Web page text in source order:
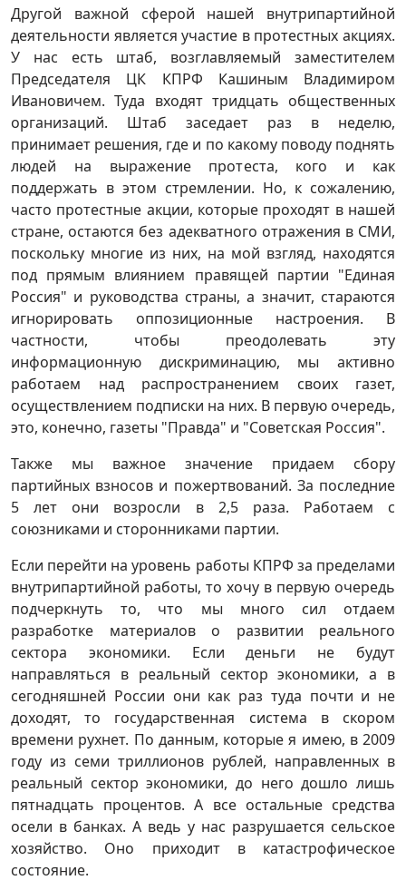
Другой важной сферой нашей внутрипартийной
деятельности является участие в протестных акциях.
У нас есть штаб, возглавляемый заместителем
Председателя ЦК КПРФ Кашиным Владимиром
Ивановичем. Туда входят тридцать общественных
организаций. Штаб заседает раз в неделю,
принимает решения, где и по какому поводу поднять
людей на выражение протеста, кого и как
поддержать в этом стремлении. Но, к сожалению,
часто протестные акции, которые проходят в нашей
стране, остаются без адекватного отражения в СМИ,
поскольку многие из них, на мой взгляд, находятся
под прямым влиянием правящей партии "Единая
Россия" и руководства страны, а значит, стараются
игнорировать оппозиционные настроения. В
частности, чтобы преодолевать эту
информационную дискриминацию, мы активно
работаем над распространением своих газет,
осуществлением подписки на них. В первую очередь,
это, конечно, газеты "Правда" и "Советская Россия".
Также мы важное значение придаем сбору
партийных взносов и пожертвований. За последние
5 лет они возросли в 2,5 раза. Работаем с
союзниками и сторонниками партии.
Если перейти на уровень работы КПРФ за пределами
внутрипартийной работы, то хочу в первую очередь
подчеркнуть то, что мы много сил отдаем
разработке материалов о развитии реального
сектора экономики. Если деньги не будут
направляться в реальный сектор экономики, а в
сегодняшней России они как раз туда почти и не
доходят, то государственная система в скором
времени рухнет. По данным, которые я имею, в 2009
году из семи триллионов рублей, направленных в
реальный сектор экономики, до него дошло лишь
пятнадцать процентов. А все остальные средства
осели в банках. А ведь у нас разрушается сельское
хозяйство. Оно приходит в катастрофическое
состояние.